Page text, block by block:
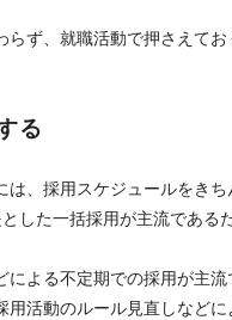
ず、就職活動で押さえて
る
、採用スケジュールをきち
した一括採用が主流である
よる不定期での採用が主流
活動のルール見直しなどに